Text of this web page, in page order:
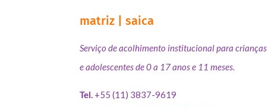
matriz | saica
Serviço de acolhimento institucional para crianças
e adolescentes de 0 a 17 anos e 11 meses.
Tel. +55 (11) 3837-9619